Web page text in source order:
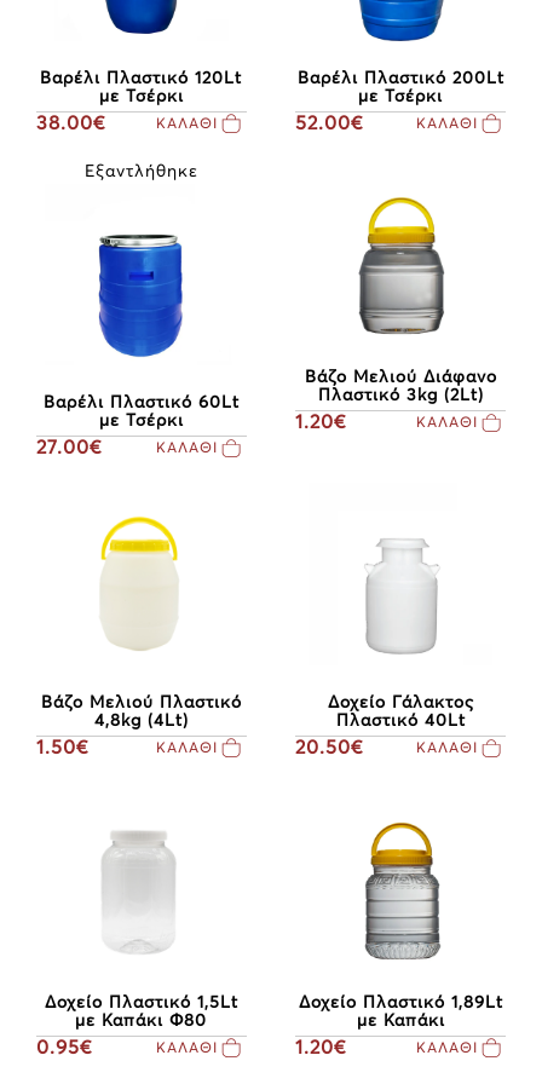
Bαρέλι Πλαστικό 120Lt
με Τσέρκι
38.00€ ΚΑΛΑΘΙ
Bαρέλι Πλαστικό 200Lt
με Τσέρκι
52.00€ ΚΑΛΑΘΙ
Εξαντλήθηκε
Bαρέλι Πλαστικό 60Lt
με Τσέρκι
27.00€ ΚΑΛΑΘΙ
Βάζο Μελιού Διάφανο
Πλαστικό 3kg (2Lt)
1.20€ ΚΑΛΑΘΙ
Βάζο Μελιού Πλαστικό
4,8kg (4Lt)
1.50€ ΚΑΛΑΘΙ
Δοχείο Γάλακτος
Πλαστικό 40Lt
20.50€ ΚΑΛΑΘΙ
Δοχείο Πλαστικό 1,5Lt
με Καπάκι Φ80
0.95€ ΚΑΛΑΘΙ
Δοχείο Πλαστικό 1,89Lt
με Καπάκι
1.20€ ΚΑΛΑΘΙ